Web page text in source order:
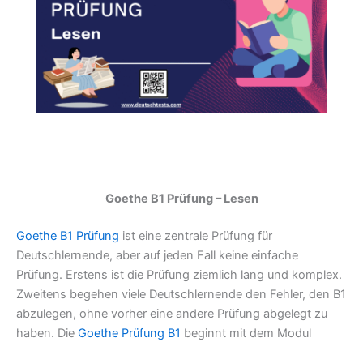
Goethe B1 Prüfung – Lesen
Goethe B1 Prüfung ist eine zentrale Prüfung für
Deutschlernende, aber auf jeden Fall keine einfache
Prüfung. Erstens ist die Prüfung ziemlich lang und komplex.
Zweitens begehen viele Deutschlernende den Fehler, den B1
abzulegen, ohne vorher eine andere Prüfung abgelegt zu
haben. Die Goethe Prüfung B1 beginnt mit dem Modul